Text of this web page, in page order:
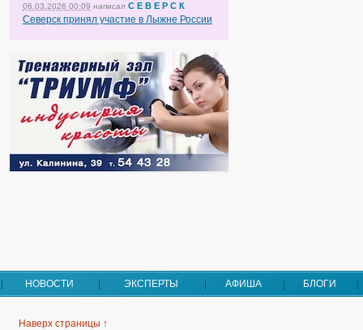
06.03.2026 00:09 написал С Е В Е Р С К
Северск принял участие в Лыжне России
НОВОСТИ ЭКСПЕРТЫ АФИША БЛОГИ
Наверх страницы ↑